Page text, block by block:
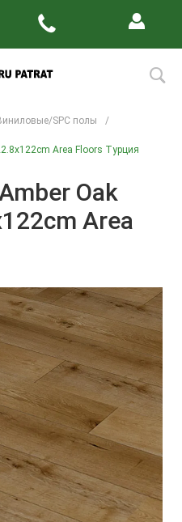
SPC полы
/
Area Floors Турция
Oak
Area